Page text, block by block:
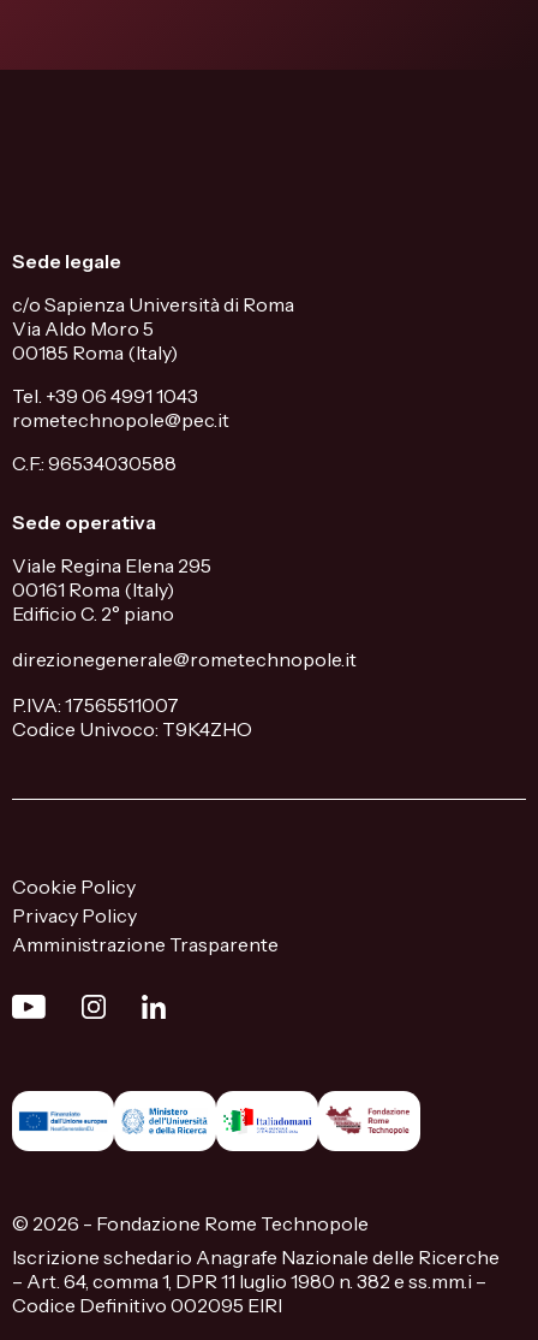
Sede legale
c/o Sapienza Università di Roma
Via Aldo Moro 5
00185 Roma (Italy)
Tel. +39 06 4991 1043
rometechnopole@pec.it
C.F.: 96534030588
Sede operativa
Viale Regina Elena 295
00161 Roma (Italy)
Edificio C. 2° piano
direzionegenerale@rometechnopole.it
P.IVA: 17565511007
Codice Univoco: T9K4ZHO
Cookie Policy
Privacy Policy
Amministrazione Trasparente
© 2026 - Fondazione Rome Technopole
Iscrizione schedario Anagrafe Nazionale delle Ricerche
– Art. 64, comma 1, DPR 11 luglio 1980 n. 382 e ss.mm.i –
Codice Definitivo 002095 EIRI